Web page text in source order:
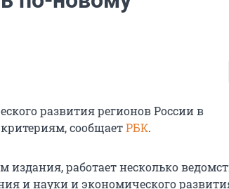
развития регионов России в
сообщаетРБК.
работает несколько
и науки и экономического